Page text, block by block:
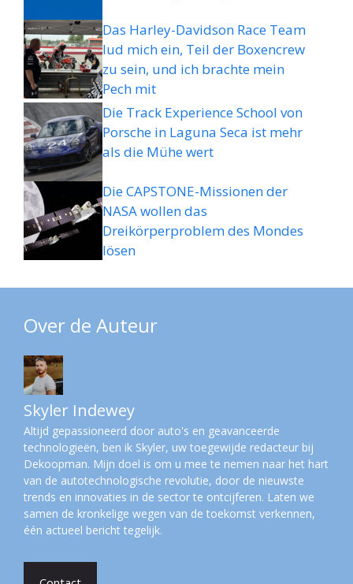
Das Harley-Davidson Race Team
lud mich ein, Teil der Boxencrew
zu sein, und ich brachte mein
Pech mit
Die Track Experience School von
Porsche in Laguna Seca ist mehr
als die Mühe wert
Die CAPSTONE-Missionen der
NASA wollen das
Dreikörperproblem des Mondes
lösen
Over de Auteur
Skyler Indewey
Altijd gepassioneerd door auto's en geavanceerde
technologieën, ben ik Skyler, uw toegewijde redacteur bij
Dekoopman. Mijn doel is om u mee te nemen naar het hart
van de autotechnologische revolutie, door de nieuwste
trends en innovaties in de sector te ontcijferen. Laten we
samen de kronkelige wegen van de toekomst verkennen,
één actueel bericht tegelijk.